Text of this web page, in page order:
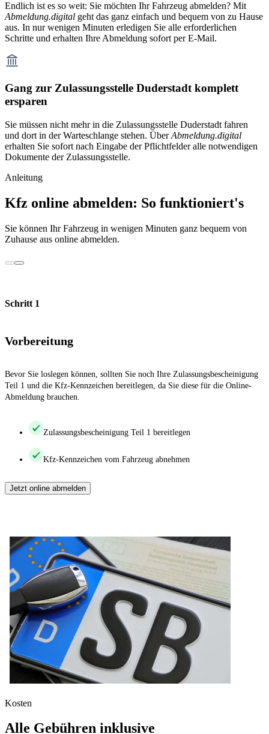
Endlich ist es so weit: Sie möchten Ihr Fahrzeug abmelden? Mit
Abmeldung.digital geht das ganz einfach und bequem von zu Hause
aus. In nur wenigen Minuten erledigen Sie alle erforderlichen
Schritte und erhalten Ihre Abmeldung sofort per E-Mail.
Gang zur Zulassungsstelle Duderstadt komplett
ersparen
Sie müssen nicht mehr in die Zulassungsstelle Duderstadt fahren
und dort in der Warteschlange stehen. ÜberAbmeldung.digital
erhalten Sie sofort nach Eingabe der Pflichtfelder alle notwendigen
Dokumente der Zulassungsstelle.
Anleitung
Kfz online abmelden: So funktioniert's
Sie können Ihr Fahrzeug in wenigen Minuten ganz bequem von
Zuhause aus online abmelden.
Schritt 1
Vorbereitung
Bevor Sie loslegen können, sollten Sie noch Ihre Zulassungsbescheinigung
Teil 1 und die Kfz-Kennzeichen bereitlegen, da Sie diese für die Online-
Abmeldung brauchen.
Zulassungsbescheinigung Teil 1 bereitlegen
Kfz-Kennzeichen vom Fahrzeug abnehmen
Jetzt online abmelden
Kosten
Alle Gebühren inklusive